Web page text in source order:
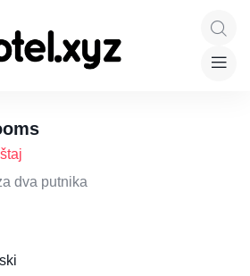
dva putnika